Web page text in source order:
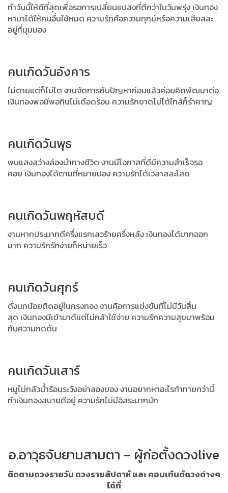
ทำวันนี้ให้ดีที่สุดเพื่อรอการเปลี่ยนแปลงที่ดีกว่าในวันพรุ่ง เงินทอง
หามาได้ให้คนอื่นใช้หมด ความรักคือความทุกข์หรือความเสียสละ
อยู่ที่มุมมอง
คนเกิดวันอังคาร
ไม่ตายแต่ก็ไม่โต งานจัดการกับปัญหาก่อนแล้วค่อยคิดพัฒนาต่อ
เงินทองพอมีพอกินไม่เดือดร้อน ความรักขาดไม่ได้ใกล้ก็รำคาญ
คนเกิดวันพุธ
พบแสงสว่างส่องนำทางชีวิต งานมีโอกาสที่ดีมีความสำเร็จรอ
คอย เงินทองได้ตามที่หมายปอง ความรักได้เวลาสละโสด
คนเกิดวันพฤหัสบดี
งานหากประมาทดีครึ่งแรกเลวร้ายครึ่งหลัง เงินทองได้มากออก
มาก ความรักรักง่ายก็หน่ายเร็ว
คนเกิดวันศุกร์
ดั่งนกน้อยติดอยู่ในกรงทอง งานคือการแข่งขันที่ไม่มีวันสิ้น
สุด เงินทองมีเข้ามาดีแต่ไม่กล้าใช้จ่าย ความรักความสุขมาพร้อม
กับความกดดัน
คนเกิดวันเสาร์
หมูไม่กลัวน้ำร้อนระวังอย่าลองของ งานอยากหาอะไรท้าทายกว่านี้
ทำเงินทองสบายดีอยู่ ความรักไม่มีอิสระมากนัก
อ.อาวุธจับยามสามตา – ผู้ก่อตั้งดวงlive
ติดตามดวงรายวัน ดวงรายสัปดาห์ และ คอนเท้นต์ดวงต่างๆ
ได้ที่